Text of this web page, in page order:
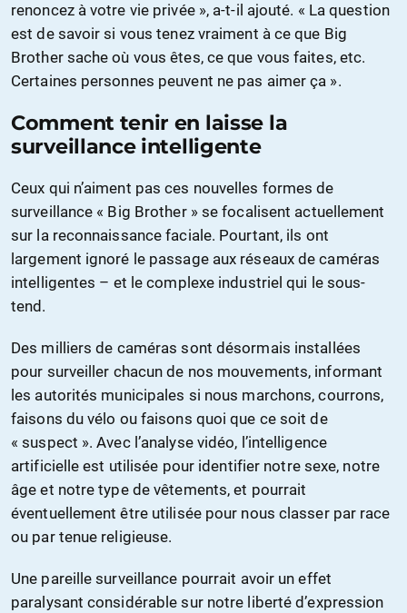
renoncez à votre vie privée », a-t-il ajouté. « La question
est de savoir si vous tenez vraiment à ce que Big
Brother sache où vous êtes, ce que vous faites, etc.
Certaines personnes peuvent ne pas aimer ça ».
Comment tenir en laisse la
surveillance intelligente
Ceux qui n’aiment pas ces nouvelles formes de
surveillance « Big Brother » se focalisent actuellement
sur la reconnaissance faciale. Pourtant, ils ont
largement ignoré le passage aux réseaux de caméras
intelligentes – et le complexe industriel qui le sous-
tend.
Des milliers de caméras sont désormais installées
pour surveiller chacun de nos mouvements, informant
les autorités municipales si nous marchons, courrons,
faisons du vélo ou faisons quoi que ce soit de
« suspect ». Avec l’analyse vidéo, l’intelligence
artificielle est utilisée pour identifier notre sexe, notre
âge et notre type de vêtements, et pourrait
éventuellement être utilisée pour nous classer par race
ou par tenue religieuse.
Une pareille surveillance pourrait avoir un effet
paralysant considérable sur notre liberté d’expression